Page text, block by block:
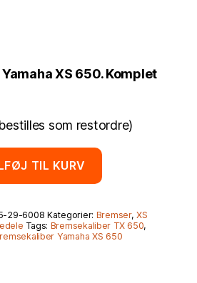
XS 650. Komplet
som restordre)
TIL KURV
29-6008 Kategorier: Bremser,XS
Tags: Bremsekaliber TX 650,
Yamaha XS 650